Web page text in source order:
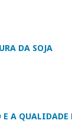
DA SOJA
E A